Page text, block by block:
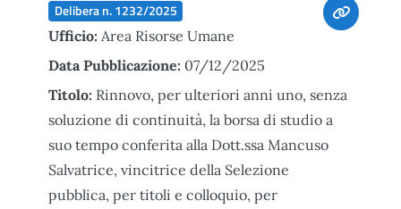
Delibera n. 1232/2025
Ufficio: Area Risorse Umane
Data Pubblicazione: 07/12/2025
Titolo: Rinnovo, per ulteriori anni uno, senza
soluzione di continuità, la borsa di studio a
suo tempo conferita alla Dott.ssa Mancuso
Salvatrice, vincitrice della Selezione
pubblica, per titoli e colloquio, per